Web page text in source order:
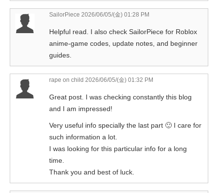
SailorPiece 2026/06/05/(金) 01:28 PM
Helpful read. I also check SailorPiece for Roblox
anime-game codes, update notes, and beginner
guides.
rape on child 2026/06/05/(金) 01:32 PM
Great post. I was checking constantly this blog
and I am impressed!
Very useful info specially the last part 🙂 I care for
such information a lot.
I was looking for this particular info for a long
time.
Thank you and best of luck.